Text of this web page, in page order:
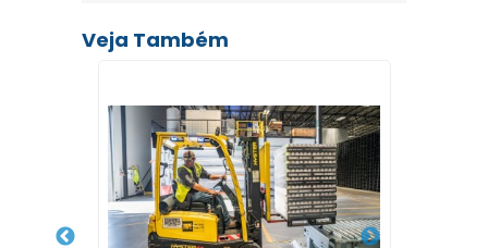
Veja Também